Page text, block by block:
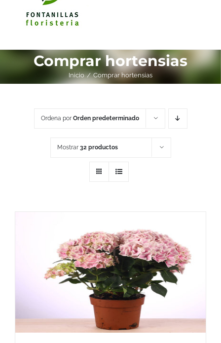
Comprar hortensias
Inicio Comprar hortensias
Ordena por Orden predeterminado
Mostrar 32 productos